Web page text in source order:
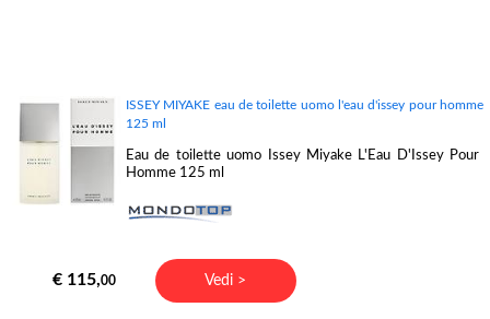
ISSEY MIYAKE eau de toilette uomo l'eau d'issey pour homme
125 ml
Eau de toilette uomo Issey Miyake L'Eau D'Issey Pour
Homme 125 ml
€ 115,00 Vedi >